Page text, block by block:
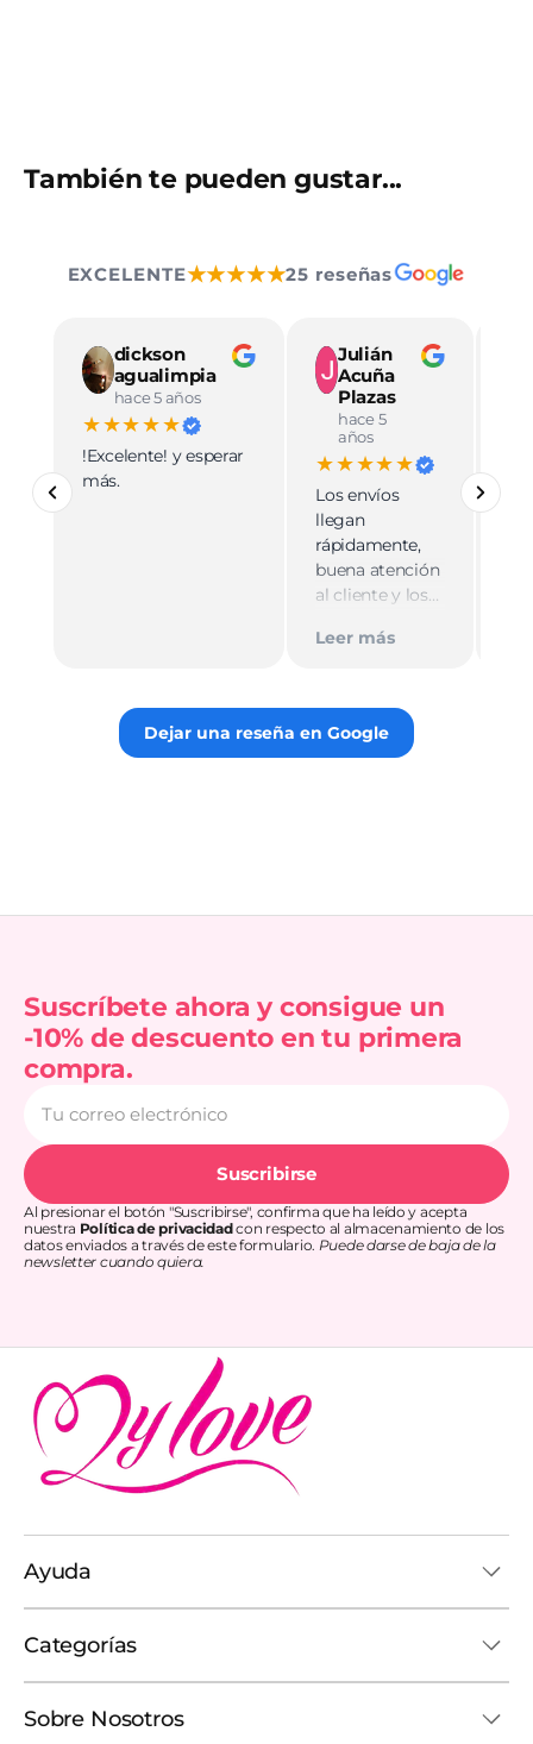
También te pueden gustar...
EXCELENTE★★★★★25 reseñas
dickson
agualimpia
hace 5 años
★★★★★
!Excelente! y esperar
más.
Julián
Acuña
Plazas
hace 5
años
★★★★★
Los envíos
llegan
rápidamente,
buena atención
al cliente y los
discretos.
Leer más
Dejar una reseña en Google
Suscríbete ahora y consigue un
-10% de descuento en tu primera
compra.
correo
electrónico
Suscribirse
Al presionar el botón "Suscribirse", confirma que ha leído y acepta
nuestra Política de privacidadcon respecto al almacenamiento de los
datos enviados a través de este formulario. Puede darse de baja de la
newsletter cuando quiera.
Ayuda
Categorías
Sobre Nosotros